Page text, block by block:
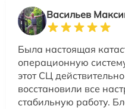
Васильев
Была настоящая
операционную
этот СЦ
восстановили все
стабильную работу.